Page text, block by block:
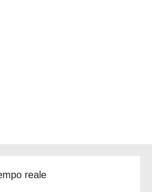
reale